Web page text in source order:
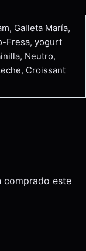
Galleta María,
Fresa, yogurt
Neutro,
Croissant
comprado este